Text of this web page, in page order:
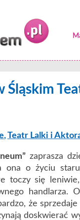
Śląskim
,Teatr Lalki i
zaprasza
ona o życiu
toczy się
handlarza.
że
doskwierać